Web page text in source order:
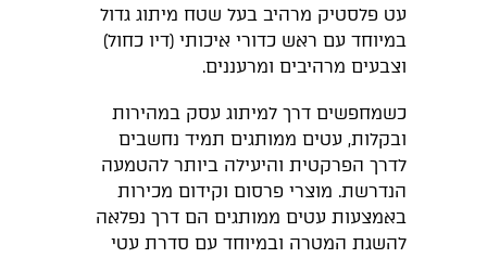
עט פלסטיק מרהיב בעל שטח מיתוג גדול
במיוחד עם ראש כדורי איכותי (דיו כחול)
וצבעים מרהיבים ומרעננים.
כשמחפשים דרך למיתוג עסק במהירות
ובקלות, עטים ממותגים תמיד נחשבים
לדרך הפרקטית והיעילה ביותר להטמעה
הנדרשת. מוצרי פרסום וקידום מכירות
באמצעות עטים ממותגים הם דרך נפלאה
להשגת המטרה ובמיוחד עם סדרת עטי